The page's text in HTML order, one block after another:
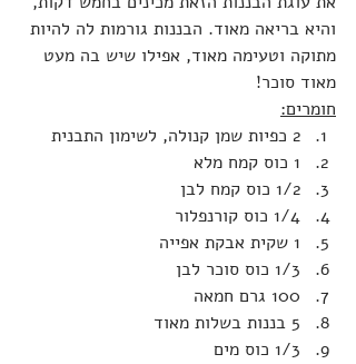
והיא בריאה מאוד. הבננות גורמות לה להיות
מתוקה וטעימה מאוד, אפילו שיש בה מעט
מאוד סוכר!
חומרים:
2 כפיות שמן קנולה, לשימון התבנית
1 כוס קמח מלא
1/2 כוס קמח לבן
1/4 כוס קורנפלור
1 שקית אבקת אפייה
1/3 כוס סוכר לבן
100 גרם חמאה
5 בננות בשלות מאוד
1/3 כוס מים